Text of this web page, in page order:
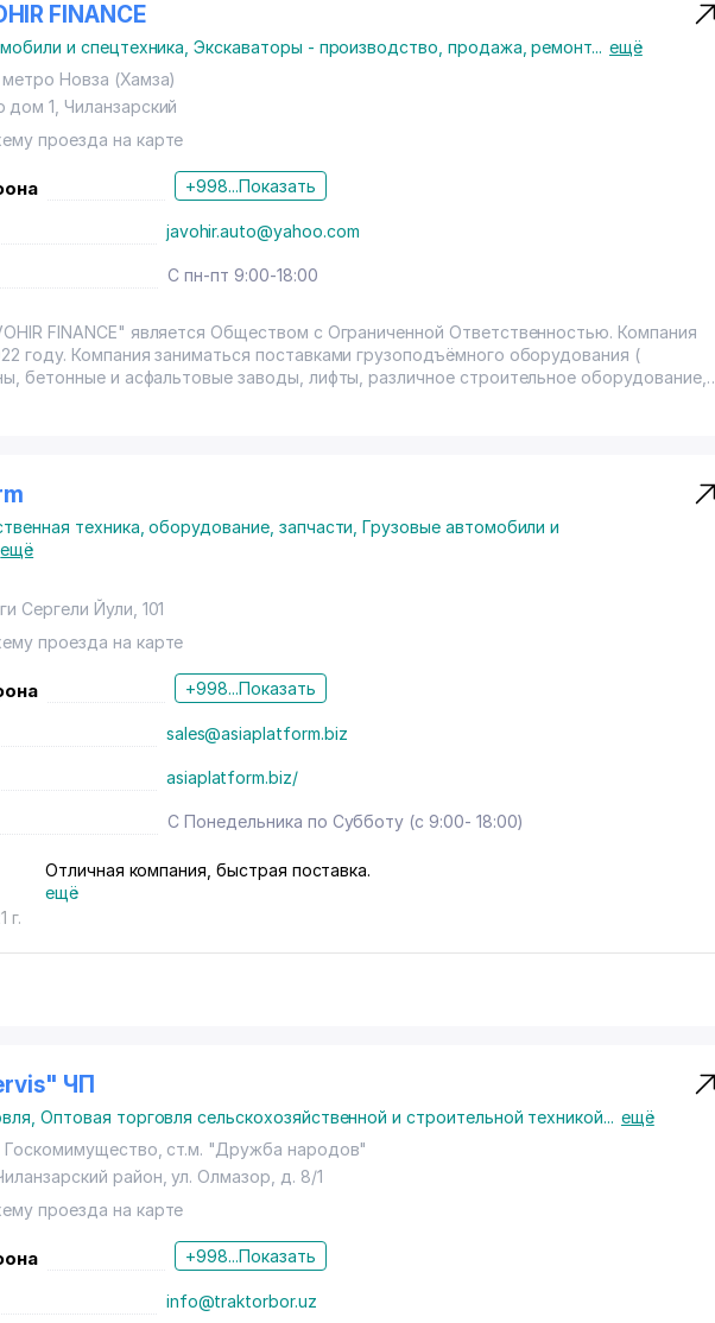
FINANCE
и спецтехника ,Экскаваторы - производство, продажа, ремонт... ещё
Новза (Хамза)
дом 1, Чиланзарский
проезда на карте
+998...Показать
javohir.auto@yahoo.com
С пн-пт 9:00-18:00
с Ограниченной Ответственностью. Компания
году. Компания заниматься поставками грузоподъёмного оборудования (
бетонные и асфальтовые заводы, лифты, различное строительное оборудование,
заключается в максимальном удовлетворении потребностей клиента путем
техника, оборудование, запчасти ,Грузовые автомобили и
ещё
Сергели Йули, 101
проезда на карте
+998...Показать
sales@asiaplatform.biz
asiaplatform.biz/
С Понедельника по Субботу (с 9:00- 18:00)
г.
Отличная компания, быстрая поставка.
ещё
ЧП
,Оптовая торговля сельскохозяйственной и строительной техникой... ещё
Госкомимущество, ст.м. "Дружба народов"
район ,ул. Олмазор , д. 8/1
проезда на карте
+998...Показать
info@traktorbor.uz